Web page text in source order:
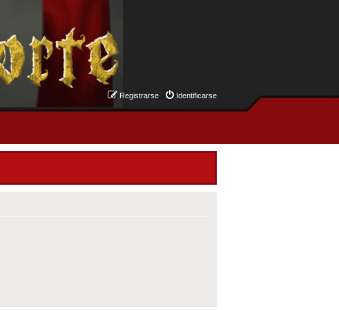
Identificarse
Registrarse